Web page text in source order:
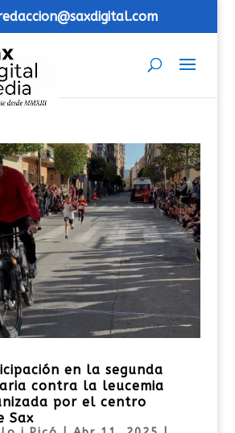
en la segunda
contra la leucemia
por el centro
Sax